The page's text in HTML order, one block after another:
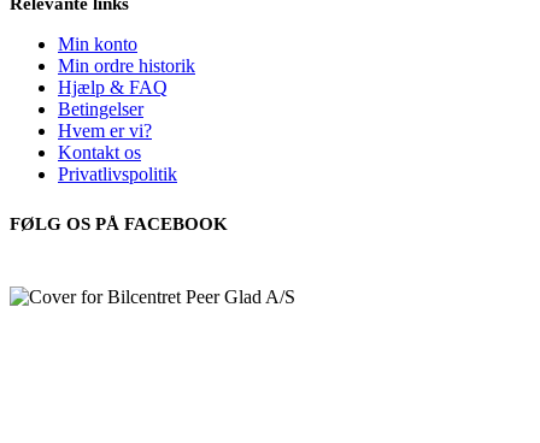
Min konto
Min ordre historik
Hjælp & FAQ
Betingelser
Hvem er vi?
Kontakt os
Privatlivspolitik
FØLG OS PÅ FACEBOOK